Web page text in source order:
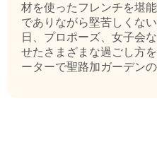
材を使ったフレンチを堪
でありながら堅苦しくな
日、プロポーズ、女子会
せたさまざまな過ごし方
ーターで聖路加ガーデン